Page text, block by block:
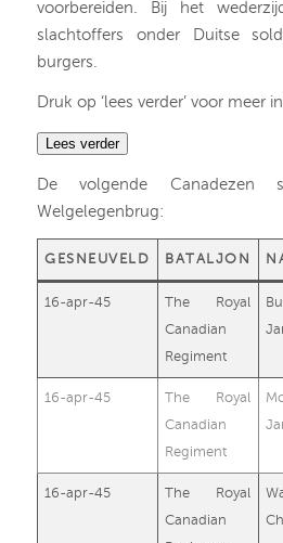
voorbereiden. Bij het
slachtoffers onder Duitse
burgers.
Druk op ‘lees verder’ voor meer
Lees verder
De volgende Canadezen
Welgelegenbrug:
GESNEUVELD BATALJON
16-apr-45
The Royal
Canadian
Regiment
16-apr-45
The Royal
Canadian
Regiment
16-apr-45
The Royal
Canadian